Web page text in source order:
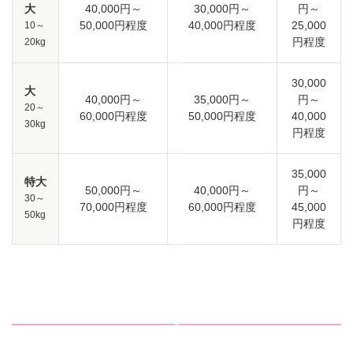
大
10～
20kg
40,000円～
50,000円程度
30,000円～
40,000円程度
円～
25,000
円程度
大
20～
30kg
40,000円～
60,000円程度
35,000円～
50,000円程度
30,000
円～
40,000
円程度
特大
30～
50kg
50,000円～
70,000円程度
40,000円～
60,000円程度
35,000
円～
45,000
円程度